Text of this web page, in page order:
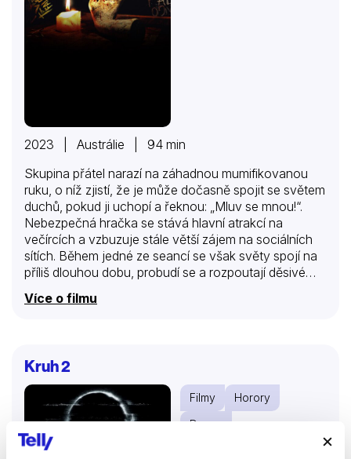
2023 | Austrálie | 94 min
Skupina přátel narazí na záhadnou mumifikovanou
ruku, o níž zjistí, že je může dočasně spojit se světem
duchů, pokud ji uchopí a řeknou: „Mluv se mnou!“.
Nebezpečná hračka se stává hlavní atrakcí na
večírcích a vzbuzuje stále větší zájem na sociálních
sítích. Během jedné ze seancí se však světy spojí na
příliš dlouhou dobu, probudí se a rozpoutají děsivé
Více o filmu
Kruh 2
Filmy
Horory
Drama